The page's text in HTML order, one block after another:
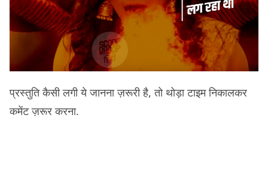
प्रस्तुति कैसी लगी ये जानना ज़रूरी है, तो थोड़ा टाइम निकालकर
कमेंट ज़रूर करना.